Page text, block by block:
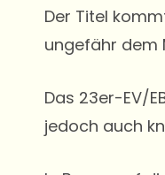
Der Titel
ungefähr dem
Das 23er-EV/
jedoch auch